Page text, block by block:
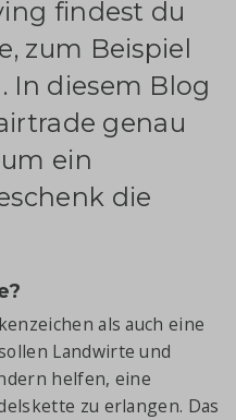
findest du
zum Beispiel
In diesem Blog
genau
ein
die
als auch eine
Landwirte und
helfen, eine
zu erlangen. Das